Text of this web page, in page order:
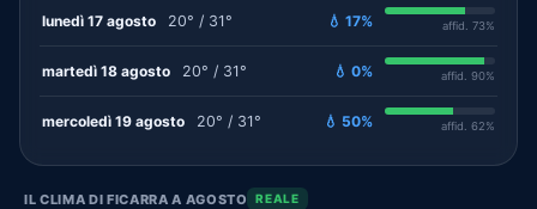
lunedì 17 agosto 20° / 31° 💧 17% affid. 73%
martedì 18 agosto 20° / 31° 💧 0% affid. 90%
mercoledì 19 agosto 20° / 31° 💧 50% affid. 62%
IL CLIMA DI FICARRA A AGOSTO REALE